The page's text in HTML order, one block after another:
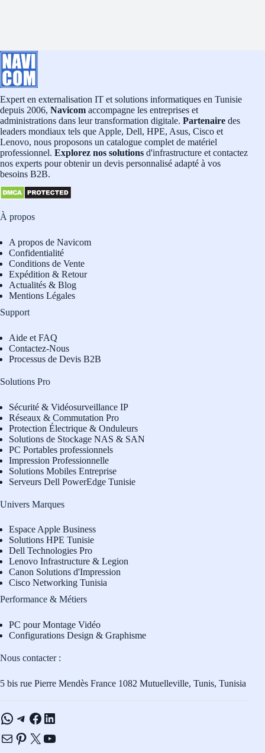
Expert en externalisation IT et solutions informatiques en Tunisie
depuis 2006, Navicom accompagne les entreprises et
administrations dans leur transformation digitale. Partenaire des
leaders mondiaux tels que Apple, Dell, HPE, Asus, Cisco et
Lenovo, nous proposons un catalogue complet de matériel
professionnel. Explorez nos solutions d'infrastructure et contactez
nos experts pour obtenir un devis personnalisé adapté à vos
besoins B2B.
À propos
A propos de Navicom
Confidentialité
Conditions de Vente
Expédition & Retour
Actualités & Blog
Mentions Légales
Support
Aide et FAQ
Contactez-Nous
Processus de Devis B2B
Solutions Pro
Sécurité & Vidéosurveillance IP
Réseaux & Commutation Pro
Protection Électrique & Onduleurs
Solutions de Stockage NAS & SAN
PC Portables professionnels
Impression Professionnelle
Solutions Mobiles Entreprise
Serveurs Dell PowerEdge Tunisie
Univers Marques
Espace Apple Business
Solutions HPE Tunisie
Dell Technologies Pro
Lenovo Infrastructure & Legion
Canon Solutions d'Impression
Cisco Networking Tunisia
Performance & Métiers
PC pour Montage Vidéo
Configurations Design & Graphisme
Nous contacter :
5 bis rue Pierre Mendès France 1082 Mutuelleville, Tunis, Tunisia
WhatsApp
Telegram
Facebook
LinkedIn
E-mailPinterest
X YouTube